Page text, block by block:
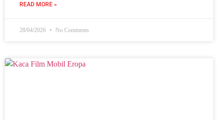
READ MORE »
28/04/2026 No Comments